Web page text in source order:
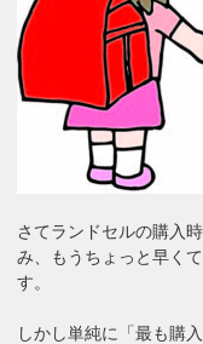
さてランドセルの購入
み、もうちょっと早く
す。
しかし単純に「最も購